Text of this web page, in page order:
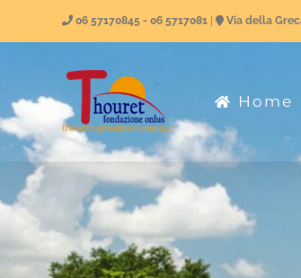
al
contenuto
06 57170845 - 06 5717081| Via della
Home